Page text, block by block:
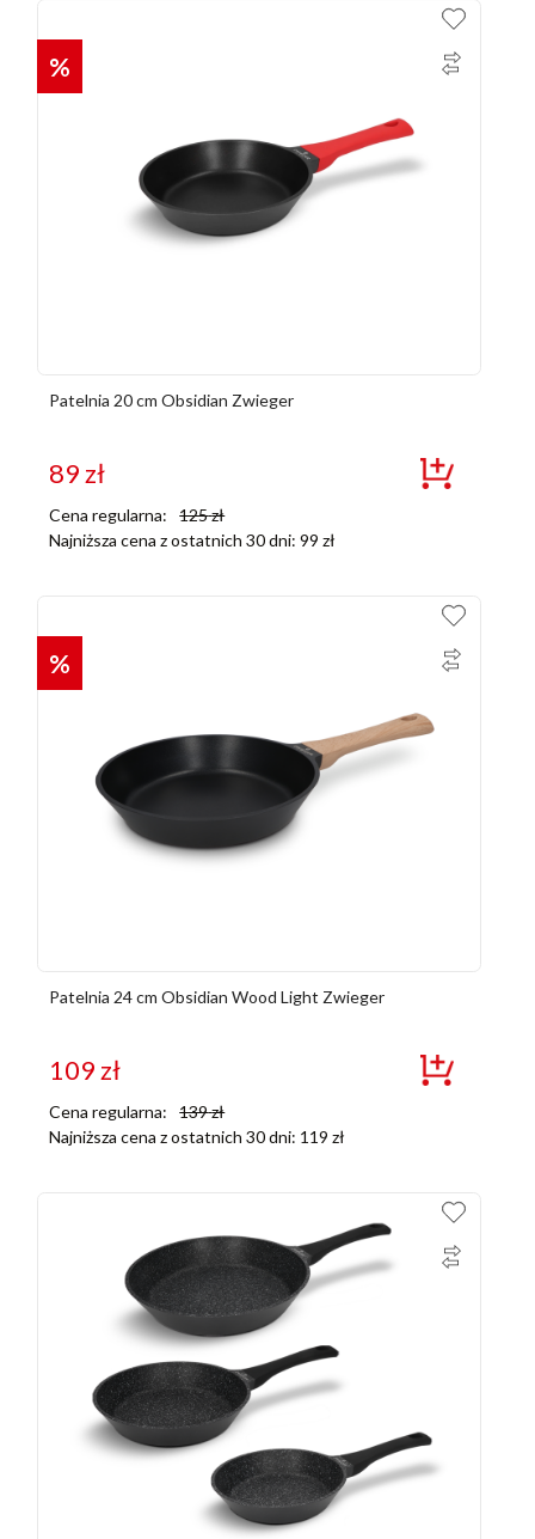
%
Patelnia 20 cm Obsidian Zwieger
89zł
Cena regularna: 125zł
Najniższa cena z ostatnich 30 dni:99 zł
%
Patelnia 24 cm Obsidian Wood Light Zwieger
109zł
Cena regularna: 139zł
Najniższa cena z ostatnich 30 dni: 119 zł